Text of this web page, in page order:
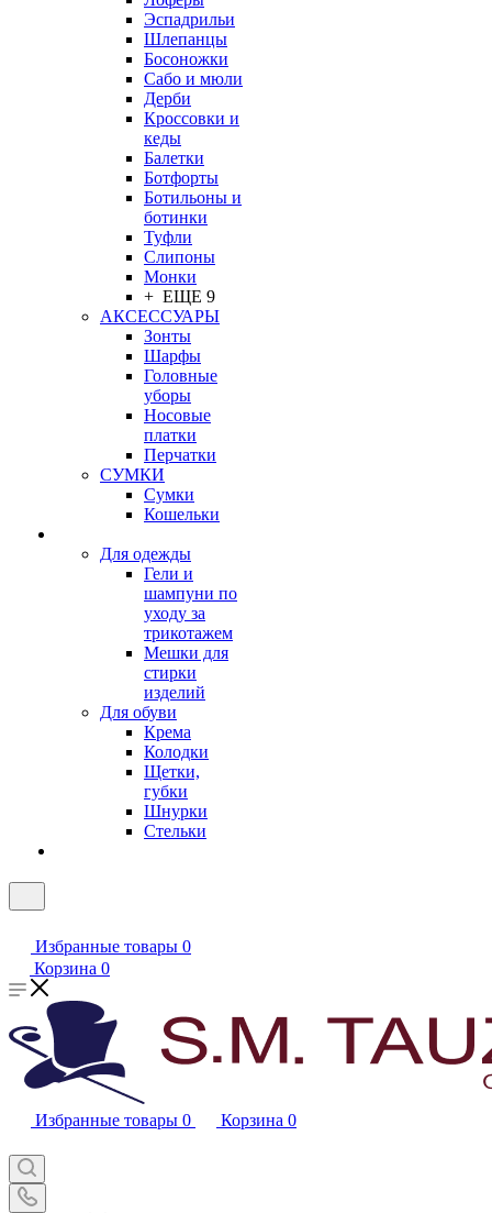
Эспадрильи
Шлепанцы
Босоножки
Сабо и мюли
Дерби
Кроссовки и
кеды
Балетки
Ботфорты
Ботильоны и
ботинки
Туфли
Слипоны
Монки
+ ЕЩЕ 9
АКСЕССУАРЫ
Зонты
Шарфы
Головные
уборы
Носовые
платки
Перчатки
СУМКИ
Сумки
Кошельки
Для одежды
Гели и
шампуни по
уходу за
трикотажем
Мешки для
стирки
изделий
Для обуви
Крема
Колодки
Щетки,
губки
Шнурки
Стельки
Избранные товары 0
Корзина 0
Избранные товары 0 Корзина 0